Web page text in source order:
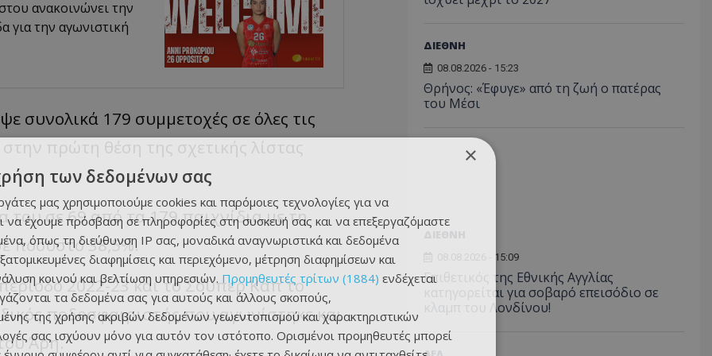
ανακοινώνει την
για την αγωνιστική
συνολικά 179 συμμετοχές σε όλες τις
πρώτη θέση της σχετικής λίστας
σε 69 από τα 179 παιχνίδια με τη
ποσοστό 38,5%.
2022-23 και το Σούπερ Καπ το
ποδοσφαιριστής που αγωνίστηκε και
Άρη.
ΔΙΕΘΝΗ
08.08.2026 - 15:23
Θρήνος: «Έφυγε» από τη ζωή ο πατέρας
του Μέσι
08.08.2026 - 15:09
Επιθετικός της Εθνικής Αγγλίας
κατηγορείται για σοβαρό επεισόδιο σε
κλαμπ του Λονδίνου!
×
των δεδομένων σας
μας χρησιμοποιούμε cookies και παρόμοιες τεχνολογίες για να
να έχουμε πρόσβαση σε πληροφορίες στη συσκευή σας και να επεξεργαζόμαστε
όπως τη διεύθυνση IP σας, μοναδικά αναγνωριστικά και δεδομένα
διαφημίσεις και περιεχόμενο, μέτρηση διαφημίσεων και
κοινού και βελτίωση υπηρεσιών. Προμηθευτές τρίτων (1884) ενδέχεται
τα δεδομένα σας για αυτούς και άλλους σκοπούς,
της χρήσης ακριβών δεδομένων γεωεντοπισμού και χαρακτηριστικών
σας ισχύουν μόνο για αυτόν τον ιστότοπο. Ορισμένοι προμηθευτές μπορεί